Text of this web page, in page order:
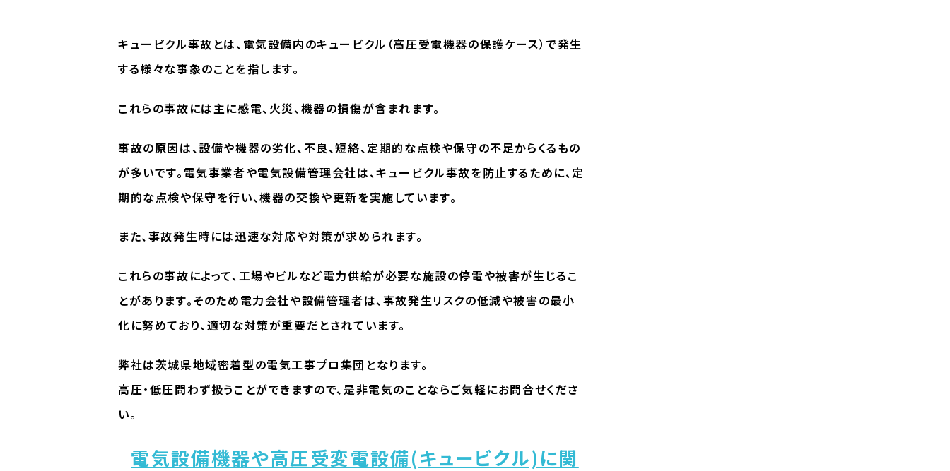
キュービクル事故とは、電気設備内のキュービクル（高圧受電機器の保護ケース）で発生
する様々な事象のことを指します。
これらの事故には主に感電、火災、機器の損傷が含まれます。
事故の原因は、設備や機器の劣化、不良、短絡、定期的な点検や保守の不足からくるもの
が多いです。電気事業者や電気設備管理会社は、キュービクル事故を防止するために、定
期的な点検や保守を行い、機器の交換や更新を実施しています。
また、事故発生時には迅速な対応や対策が求められます。
これらの事故によって、工場やビルなど電力供給が必要な施設の停電や被害が生じるこ
とがあります。そのため電力会社や設備管理者は、事故発生リスクの低減や被害の最小
化に努めており、適切な対策が重要だとされています。
弊社は茨城県地域密着型の電気工事プロ集団となります。
高圧・低圧問わず扱うことができますので、是非電気のことならご気軽にお問合せくださ
い。
電気設備機器や高圧受変電設備(キュービクル)に関